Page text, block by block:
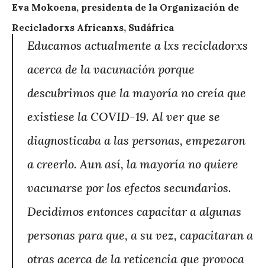
Eva Mokoena, presidenta de la Organización de
Recicladorxs Africanxs, Sudáfrica
Educamos actualmente a lxs recicladorxs
acerca de la vacunación porque
descubrimos que la mayoría no creía que
existiese la COVID-19. Al ver que se
diagnosticaba a las personas, empezaron
a creerlo. Aun así, la mayoría no quiere
vacunarse por los efectos secundarios.
Decidimos entonces capacitar a algunas
personas para que, a su vez, capacitaran a
otras acerca de la reticencia que provoca